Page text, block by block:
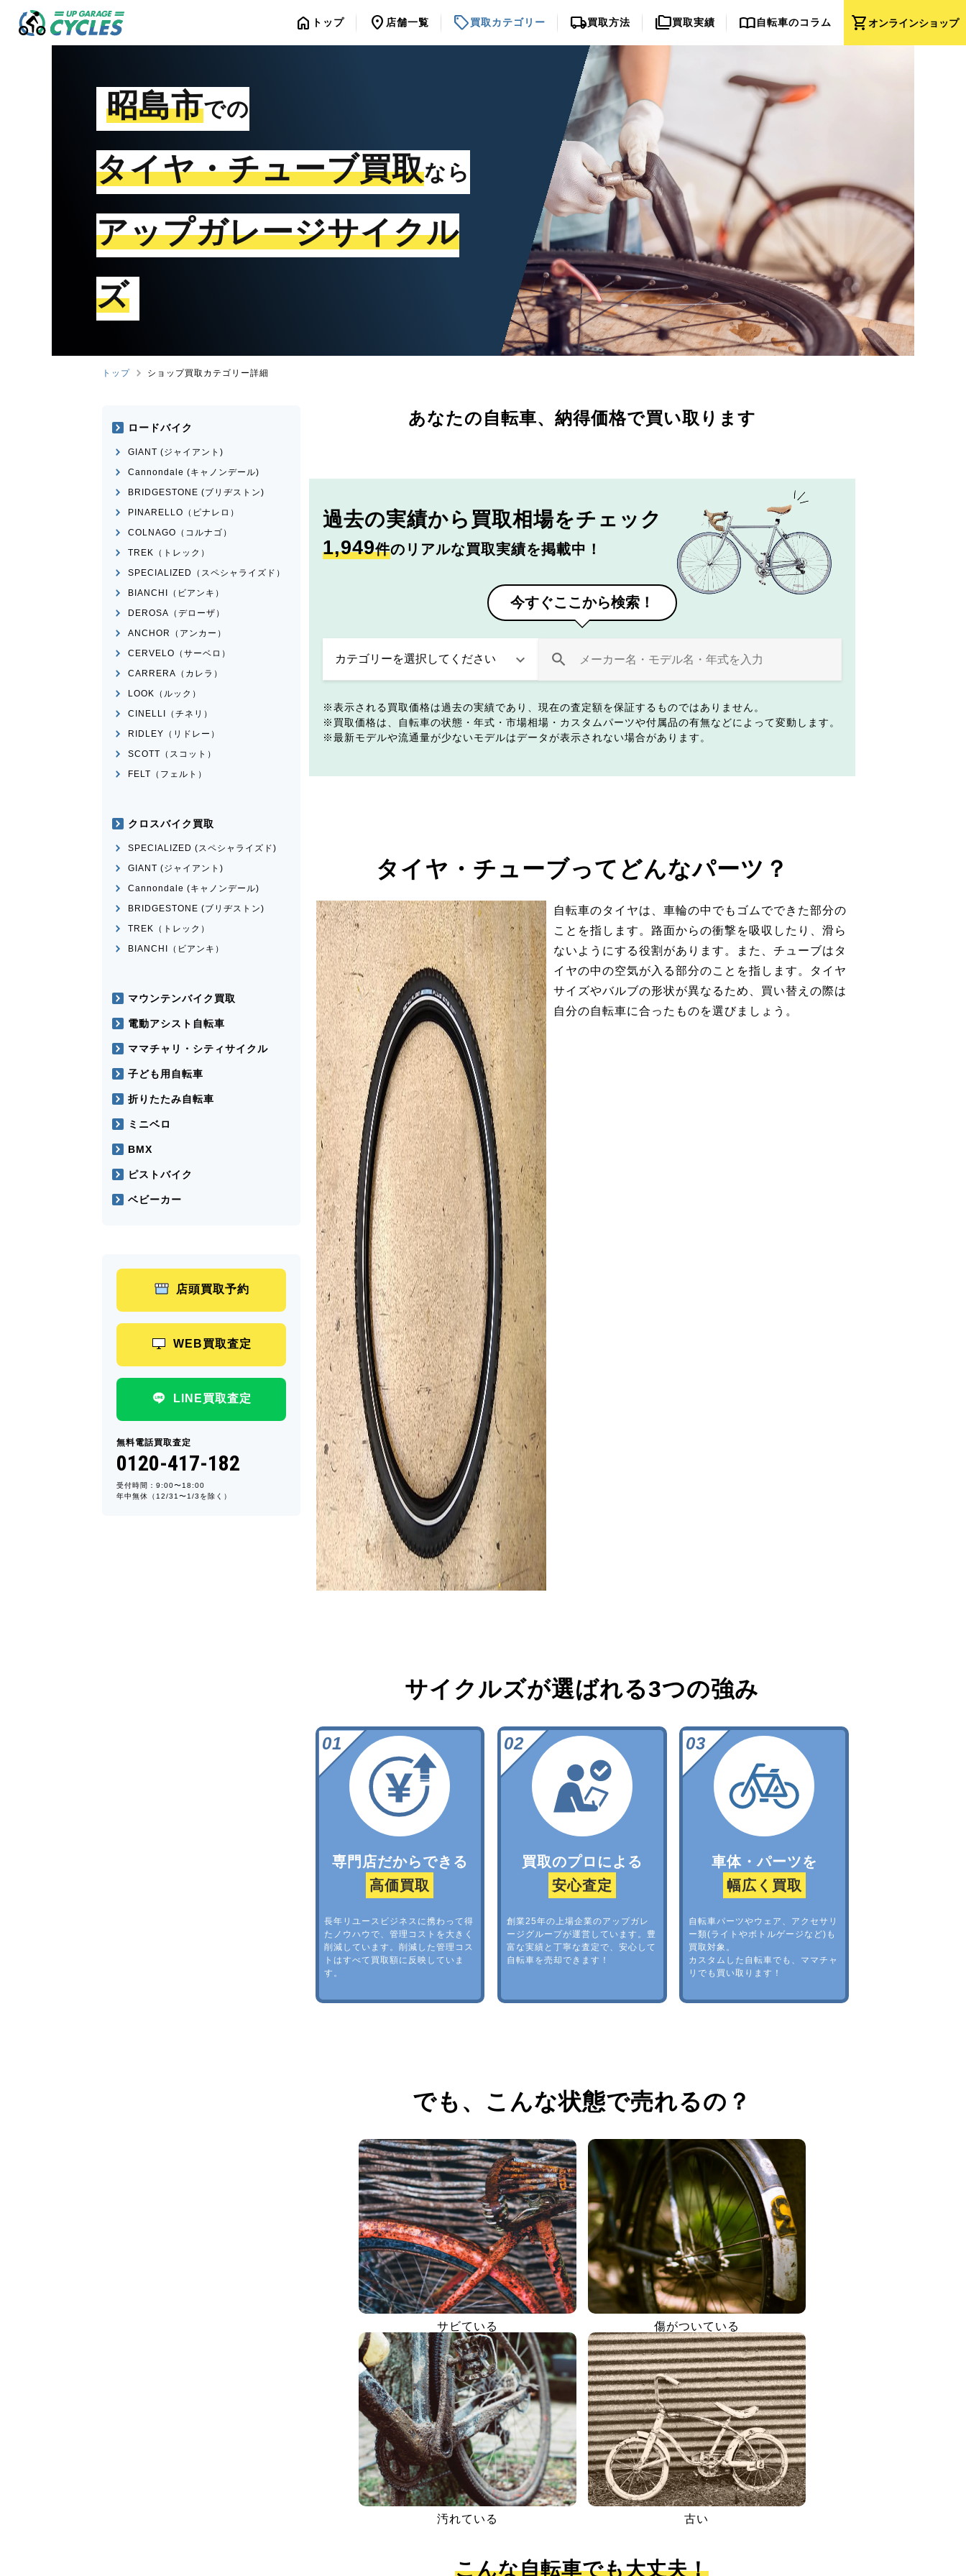
shopping_cartオンラインショップ
home トップ location_on 店舗一覧 sell買取カテゴリー local_shipping買取方法 folder_copy買取実績 import_contacts自転車のコラム
昭島市での
タイヤ・チューブ買取なら
アップガレージサイクル
ズ
トップ ショップ買取カテゴリー詳細
あなたの自転車、 納得価格で買い取ります
過去の実績から 買取相場をチェック
1,949件のリアルな買取実績を掲載中！
今すぐここから検索！
表示される買取価格は過去の実績であり、現在の査定額を保証するものではありません。
買取価格は、自転車の状態・年式・市場相場・カスタムパーツや付属品の有無などによって変動します。
最新モデルや流通量が少ないモデルはデータが表示されない場合があります。
タイヤ・チューブってどんなパーツ？
自転車のタイヤは、車輪の中でもゴムでできた部分の
ことを指します。路面からの衝撃を吸収したり、滑ら
ないようにする役割があります。また、チューブはタ
イヤの中の空気が入る部分のことを指します。タイヤ
サイズやバルブの形状が異なるため、買い替えの際は
自分の自転車に合ったものを選びましょう。
サイクルズが選ばれる3つの強み
専門店だからできる
高価買取
長年リユースビジネスに携わって得
たノウハウで、管理コストを大きく
削減しています。削減した管理コス
トはすべて買取額に反映していま
す。
買取のプロによる
安心査定
創業25年の上場企業のアップガレ
ージグループが運営しています。豊
富な実績と丁寧な査定で、安心して
自転車を売却できます！
車体・パーツを
幅広く買取
自転車パーツやウェア、アクセサリ
ー類(ライトやボトルゲージなど)も
買取対象。
カスタムした自転車でも、ママチャ
リでも買い取ります！
でも、 こんな状態で売れるの？
サビている 傷がついている
汚れている 古い
こんな自転車でも大丈夫！
ロードバイク
GIANT (ジャイアント)
Cannondale (キャノンデール)
BRIDGESTONE (ブリヂストン)
PINARELLO（ピナレロ）
COLNAGO（コルナゴ）
TREK（トレック）
SPECIALIZED（スペシャライズド）
BIANCHI（ビアンキ）
DEROSA（デローザ）
ANCHOR（アンカー）
CERVELO（サーベロ）
CARRERA（カレラ）
LOOK（ルック）
CINELLI（チネリ）
RIDLEY（リドレー）
SCOTT（スコット）
FELT（フェルト）
クロスバイク買取
SPECIALIZED (スペシャライズド)
GIANT (ジャイアント)
Cannondale (キャノンデール)
BRIDGESTONE (ブリヂストン)
TREK（トレック）
BIANCHI（ビアンキ）
マウンテンバイク買取
電動アシスト自転車
ママチャリ・シティサイクル
子ども用自転車
折りたたみ自転車
ミニベロ
BMX
ピストバイク
ベビーカー
店頭買取予約
WEB買取査定
LINE買取査定
無料電話買取査定
0120-417-182
受付時間：9:00〜18:00
年中無休（12/31〜1/3を除く）